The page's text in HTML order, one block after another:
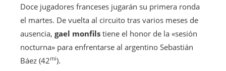
Doce jugadores franceses jugarán su primera ronda
el martes. De vuelta al circuito tras varios meses de
ausencia, gael monfils tiene el honor de la «sesión
nocturna» para enfrentarse al argentino Sebastián
Báez (42mi).